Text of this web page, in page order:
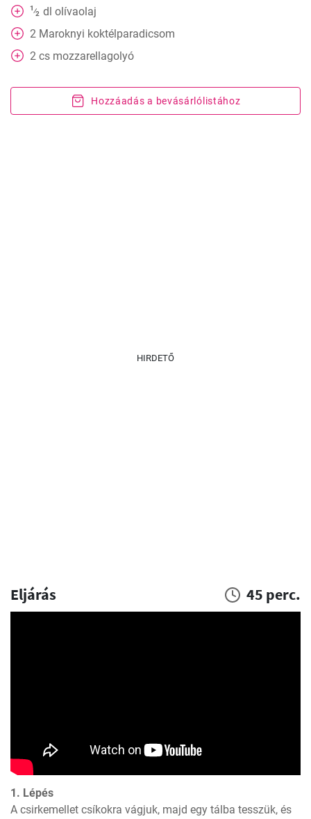
1⁄2 dl olívaolaj
2 Maroknyi koktélparadicsom
2 cs mozzarellagolyó
Hozzáadás a bevásárlólistához
HIRDETŐ
Eljárás 45 perc.
1. Lépés
A csirkemellet csíkokra vágjuk, majd egy tálba tesszük, és